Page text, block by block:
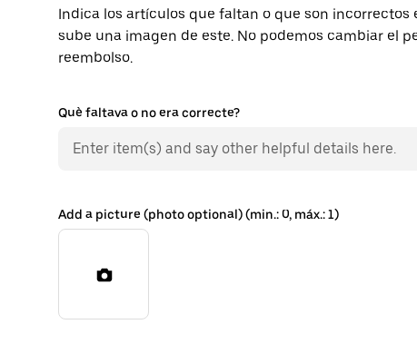
Indica los artículos que faltan o que son
sube una imagen de este. No podemos cambiar el
reembolso.
Què faltava o no era correcte?
Add a picture (photo optional) (min.: 0, máx.: 1)